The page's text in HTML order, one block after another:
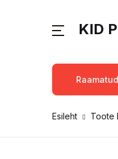
KID
Raamatud
Esileht Toote